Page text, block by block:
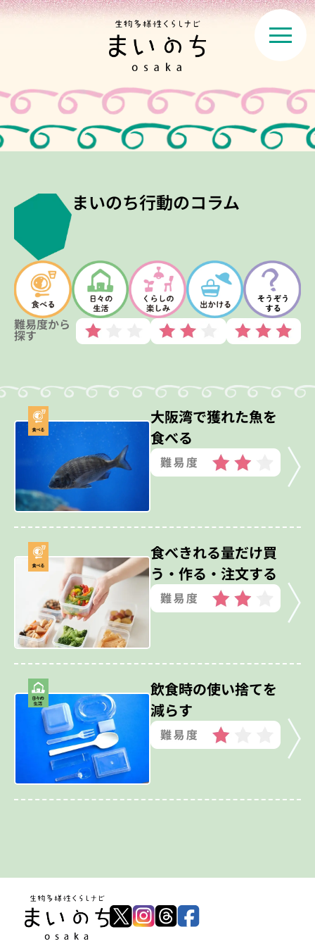
まいのち行動のコラム
難易度から
探す
大阪湾で獲れた魚を
食べる
食べきれる量だけ買
う・作る・注文する
飲食時の使い捨てを
減らす